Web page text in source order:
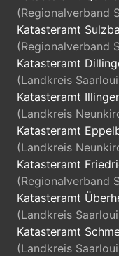
(Regionalverband
Katasteramt
(Regionalverband
Katasteramt
(Landkreis
Katasteramt
(Landkreis
Katasteramt
(Landkreis
Katasteramt
(Regionalverband
Katasteramt
(Landkreis
Katasteramt
(Landkreis